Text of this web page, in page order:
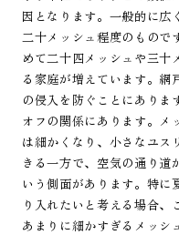
因となります。一般的に広
二十メッシュ程度のもので
めて二十四メッシュや三十
る家庭が増えています。網
の侵入を防ぐことにありま
オフの関係にあります。メ
は細かくなり、小さなユス
きる一方で、空気の通り道
いう側面があります。特に
り入れたいと考える場合、
あまりに細かすぎるメッシ